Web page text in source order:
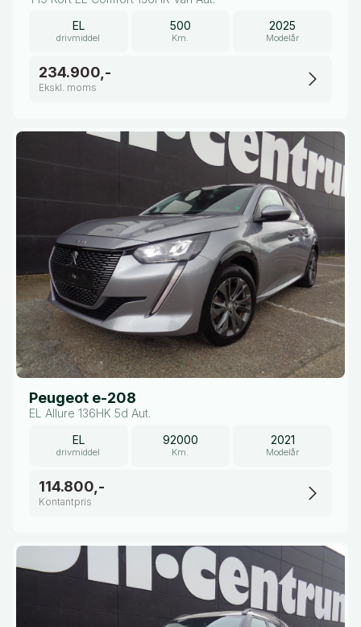
EL
drivmiddel
500
Km.
2025
Modelår
234.900,-
Ekskl. moms
Peugeot e-208
EL Allure 136HK 5d Aut.
EL
drivmiddel
92000
Km.
2021
Modelår
114.800,-
Kontantpris